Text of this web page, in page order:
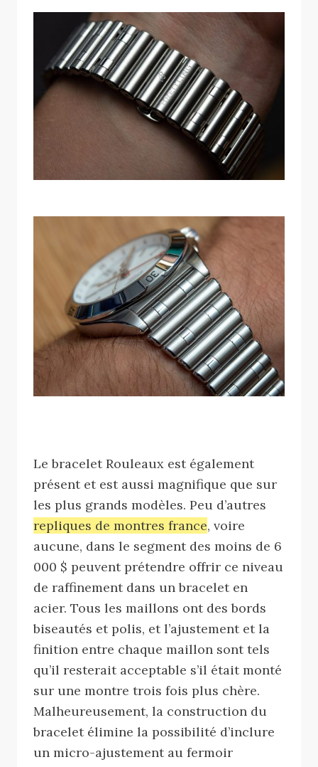
Le bracelet Rouleaux est également
présent et est aussi magnifique que sur
les plus grands modèles. Peu d’autres
repliques de montres france, voire
aucune, dans le segment des moins de 6
000 $ peuvent prétendre offrir ce niveau
de raffinement dans un bracelet en
acier. Tous les maillons ont des bords
biseautés et polis, et l’ajustement et la
finition entre chaque maillon sont tels
qu’il resterait acceptable s’il était monté
sur une montre trois fois plus chère.
Malheureusement, la construction du
bracelet élimine la possibilité d’inclure
un micro-ajustement au fermoir